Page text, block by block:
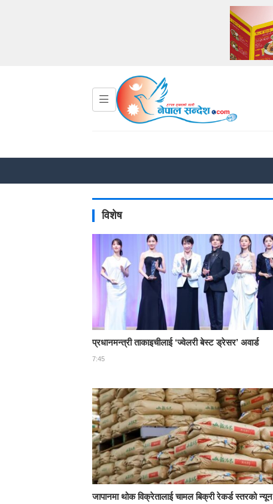
विशेष
प्रधानमन्त्री ताकाइचीलाई ‘ज्वेलरी बेस्ट ड्रेसर’ अवार्ड
7:45
जापानमा थोक विक्रेतालाई चामल बिक्री रेकर्ड स्तरको न्यून